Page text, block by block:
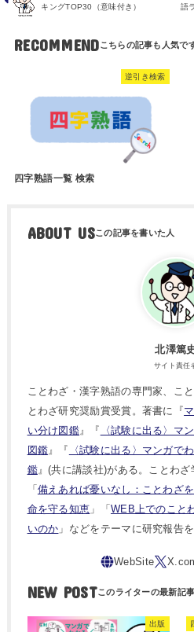
キングTOP30（意味付き）
語
RECOMMEND
逆引き検索
四字熟語一覧 検索
ABOUT US
北澤篤
サイト責任
ことわざ・漢字熟語の専門家、こ
とわざ研究奨励賞受賞。著書に『
い分け図鑑 』『
〈試験に出る〉マ
図鑑 』『
〈試験に出る〉マンガで
鑑』(共に講談社)がある。ことわざ
「備えあれば憂いなし：ことわざ
命を守る知恵 」「WEB上でのこと
いのか 」などをテーマに研究報告を
NEW POST
出版